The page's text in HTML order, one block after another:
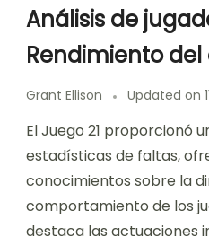
Análisis de
Rendimiento
Grant Ellison Updated on
El Juego 21 proporcionó
estadísticas de faltas,
conocimientos sobre la
comportamiento de los
destaca las actuaciones